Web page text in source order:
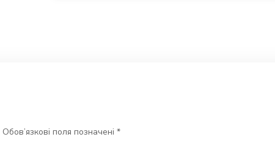
Обов’язкові поля позначені *